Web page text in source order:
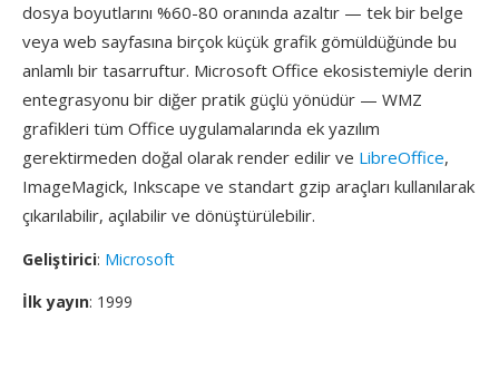
dosya boyutlarını %60-80 oranında azaltır — tek bir belge
veya web sayfasına birçok küçük grafik gömüldüğünde bu
anlamlı bir tasarruftur. Microsoft Office ekosistemiyle derin
entegrasyonu bir diğer pratik güçlü yönüdür — WMZ
grafikleri tüm Office uygulamalarında ek yazılım
gerektirmeden doğal olarak render edilir ve LibreOffice,
ImageMagick, Inkscape ve standart gzip araçları kullanılarak
çıkarılabilir, açılabilir ve dönüştürülebilir.
Geliştirici: Microsoft
İlk yayın: 1999